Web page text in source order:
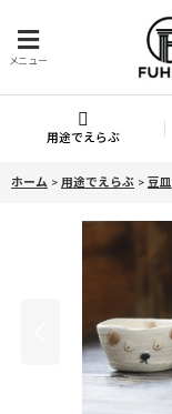
メニュー
用途でえらぶ
ホーム > 用途でえらぶ > 豆皿